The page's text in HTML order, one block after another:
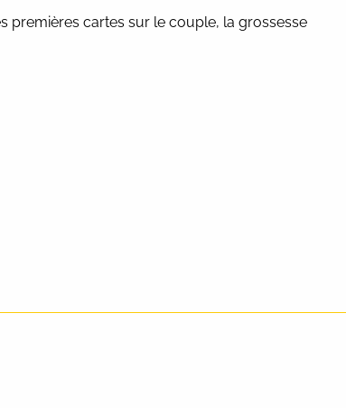
premières cartes sur le couple, la grossesse